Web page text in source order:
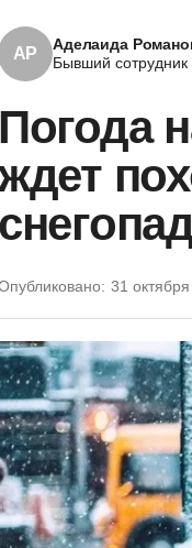
АР
Аделаида
Бывший сотрудник
Погода
31